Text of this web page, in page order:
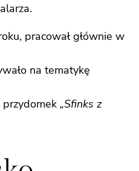
pracował głównie w
na tematykę
„Sfinks z